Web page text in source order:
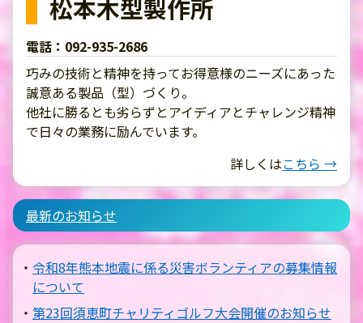
松本木型製作所
電話：092-935-2686
巧みの技術と精神を持ってお得意様のニーズにあった
誠意ある製品（型）づくり。
他社に勝るとも劣らずとアイディアとチャレンジ精神
で日々の業務に励んでいます。
詳しくはこちら →
最新のお知らせ
令和8年熊本地震に係る災害ボランティアの募集情報
について
第23回須恵町チャリティゴルフ大会開催のお知らせ